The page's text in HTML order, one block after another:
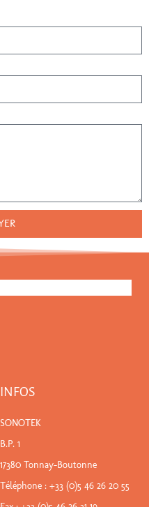
INFOS
SONOTEK
B.P. 1
17380 Tonnay-Boutonne
Téléphone : +33 (0)5 46 26 20 55